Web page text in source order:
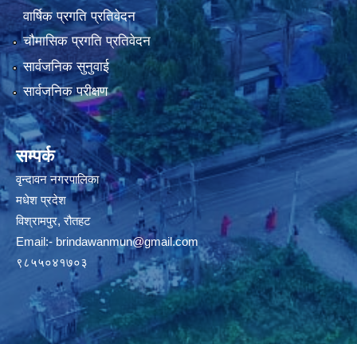
वार्षिक प्रगति प्रतिवेदन
चौमासिक प्रगति प्रतिवेदन
सार्वजनिक सुनुवाई
सार्वजनिक परीक्षण
सम्पर्क
वृन्दावन नगरपालिका
मधेश प्रदेश
विश्रामपुर, रौतहट
Email:- brindawanmun@gmail.com
९८५५०४१७०३